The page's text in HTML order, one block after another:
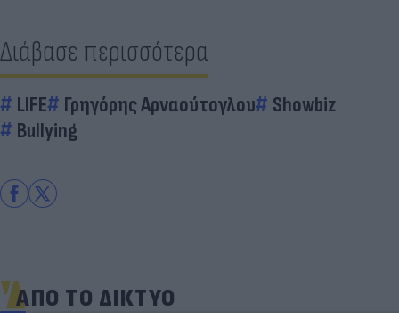
Διάβασε περισσότερα
LIFE Γρηγόρης Αρναούτογλου
Showbiz
Bullying
ΑΠΟ ΤΟ ΔΙΚΤΥΟ